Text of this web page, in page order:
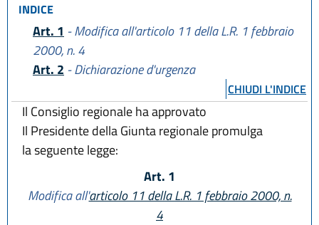
INDICE
Art. 1 - Modifica all'articolo 11 della L.R. 1 febbraio
2000, n. 4
Art. 2 - Dichiarazione d'urgenza
CHIUDI L'INDICE
Il Consiglio regionale ha approvato
Il Presidente della Giunta regionale promulga
la seguente legge:
Art. 1
Modifica all'articolo 11 della L.R. 1 febbraio 2000, n.
4